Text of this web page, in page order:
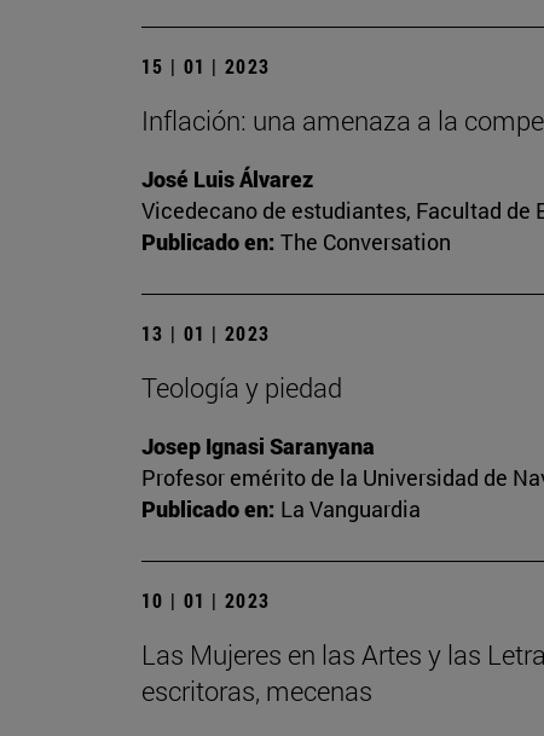
15 | 01 | 2023
Inflación: una amenaza a la
José Luis Álvarez
Vicedecano de estudiantes, Facultad de
Publicado en: The Conversation
13 | 01 | 2023
Teología y piedad
Josep Ignasi Saranyana
Profesor emérito de la Universidad de
Publicado en: La Vanguardia
10 | 01 | 2023
Las Mujeres en las Artes y las
escritoras, mecenas